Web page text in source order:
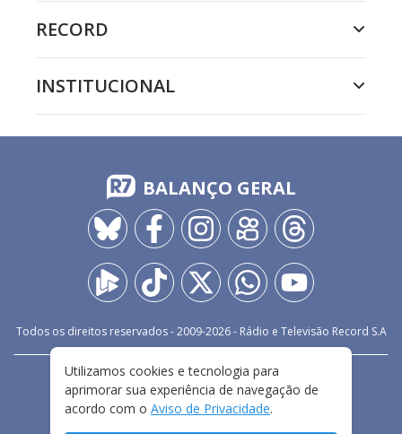
RECORD
INSTITUCIONAL
BALANÇO GERAL
Todos os direitos reservados - 2009-2026- Rádio e Televisão Record S.A
FALE CONOSCO
PRIVACIDADE
TERMOS E CONDIÇÕES DE USO
Utilizamos cookies e tecnologia para
aprimorar sua experiência de navegação de
acordo com o Aviso de Privacidade.